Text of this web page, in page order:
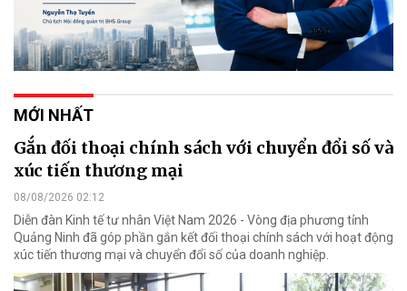
MỚI NHẤT
Gắn đối thoại chính sách với chuyển đổi số và
xúc tiến thương mại
08/08/2026 02:12
Diễn đàn Kinh tế tư nhân Việt Nam 2026 - Vòng địa phương tỉnh
Quảng Ninh đã góp phần gắn kết đối thoại chính sách với hoạt động
xúc tiến thương mại và chuyển đổi số của doanh nghiệp.